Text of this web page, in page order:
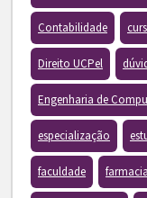
Contabilidade
Direito UCPel
Engenharia de
especialização
faculdade